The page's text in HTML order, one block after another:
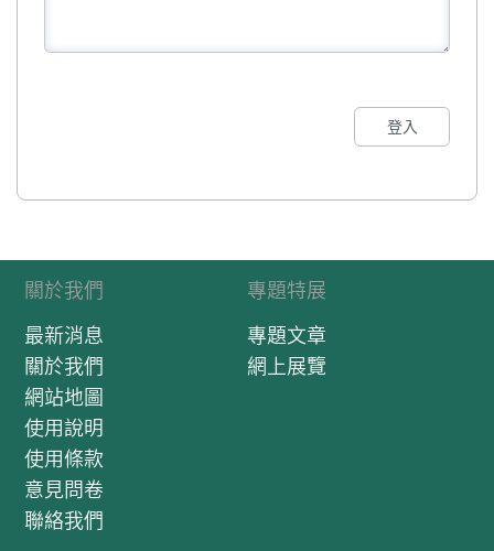
登入
關於我們
最新消息
關於我們
網站地圖
使用說明
使用條款
意見問卷
聯絡我們
專題特展
專題文章
網上展覽